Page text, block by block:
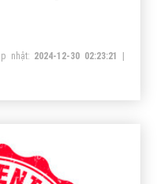
nhật: 2024-12-30 02:23:21